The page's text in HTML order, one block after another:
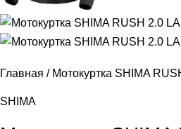
Главная Мотокуртка SHIMA
SHIMA